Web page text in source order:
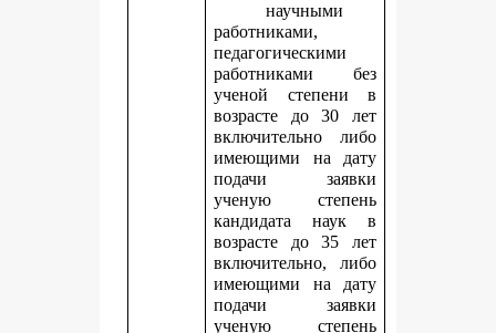
научными
работниками,
педагогическими
работниками без
ученой степени в
возрасте до 30 лет
включительно либо
имеющими на дату
подачи заявки
ученую степень
кандидата наук в
возрасте до 35 лет
включительно, либо
имеющими на дату
подачи заявки
ученую степень